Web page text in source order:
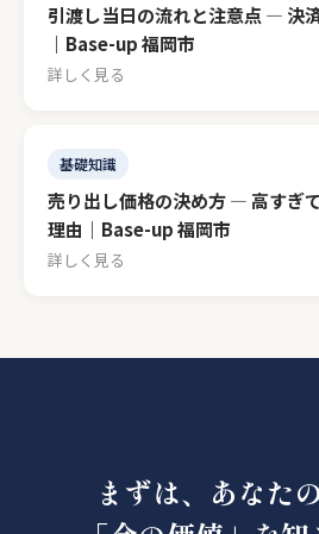
引渡し当日の流れと注意点 — 決
｜Base-up 福岡市
詳しく見る
基礎知識
売り出し価格の決め方 — 高すぎ
理由｜Base-up 福岡市
詳しく見る
まずは、あなた